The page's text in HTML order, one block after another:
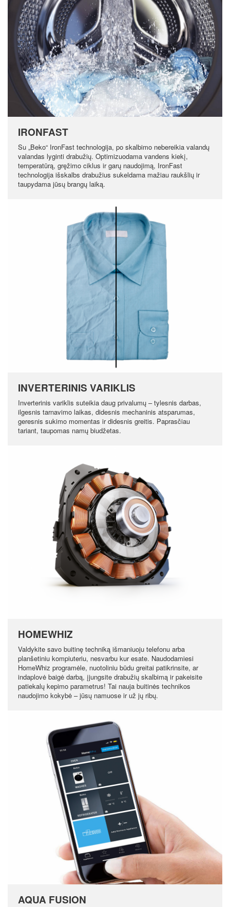
IRONFAST
Su „Beko“ IronFast technologija, po skalbimo nebereikia valandų
valandas lyginti drabužių. Optimizuodama vandens kiekį,
temperatūrą, gręžimo ciklus ir garų naudojimą, IronFast
technologija išskalbs drabužius sukeldama mažiau raukšlių ir
taupydama jūsų brangų laiką.
INVERTERINIS VARIKLIS
Inverterinis variklis suteikia daug privalumų – tylesnis darbas,
ilgesnis tarnavimo laikas, didesnis mechaninis atsparumas,
geresnis sukimo momentas ir didesnis greitis. Paprasčiau
tariant, taupomas namų biudžetas.
HOMEWHIZ
Valdykite savo buitinę techniką išmaniuoju telefonu arba
planšetiniu kompiuteriu, nesvarbu kur esate. Naudodamiesi
HomeWhiz programėle, nuotoliniu būdu greitai patikrinsite, ar
indaplovė baigė darbą, įjungsite drabužių skalbimą ir pakeisite
patiekalų kepimo parametrus! Tai nauja buitinės technikos
naudojimo kokybė – jūsų namuose ir už jų ribų.
AQUA FUSION